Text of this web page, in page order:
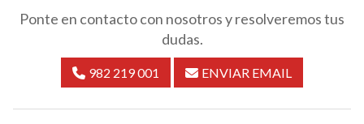
Ponte en contacto con nosotros y resolveremos tus
dudas.
982 219 001 ENVIAR EMAIL